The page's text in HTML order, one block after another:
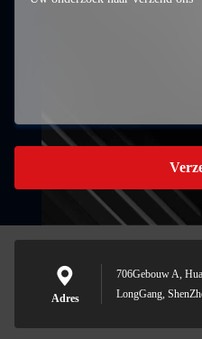
Adres
706Gebouw A,
LongGang,